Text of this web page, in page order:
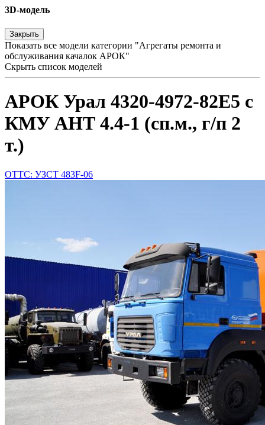
3D-модель
Закрыть
Показать все модели категории "Агрегаты ремонта и
обслуживания качалок АРОК"
Скрыть список моделей
АРОК Урал 4320-4972-82Е5 с
КМУ АНТ 4.4-1 (сп.м., г/п 2
т.)
ОТТС: УЗСТ 483F-06